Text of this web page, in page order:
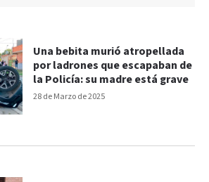
28 de Marzo de 2025
Una bebita murió atropellada
por ladrones que escapaban de
la Policía: su madre está grave